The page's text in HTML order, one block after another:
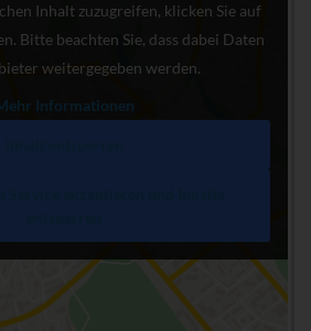
Inhalt zuzugreifen, klicken Sie auf
Bitte beachten Sie, dass dabei Daten
weitergegeben werden.
Informationen